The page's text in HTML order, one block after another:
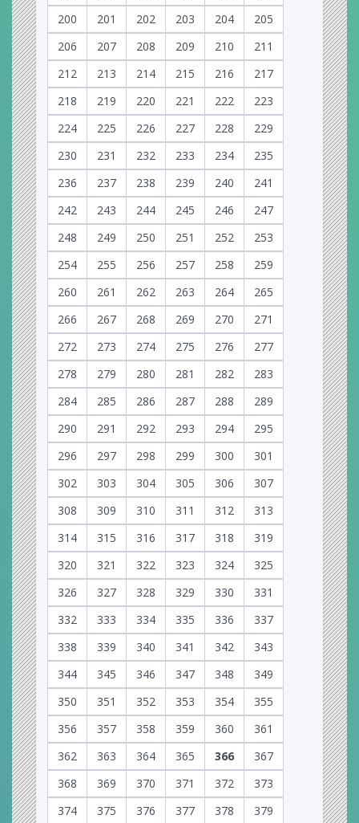
200
201 202 203 204
205
206
207 208 209 210
211
212
213 214 215 216
217
218
219 220 221 222
223
224
225 226 227 228
229
230
231 232 233 234
235
236
237 238 239 240
241
242
243 244 245 246
247
248
249 250 251 252
253
254
255 256 257 258
259
260
261 262 263 264
265
266
267 268 269 270
271
272
273 274 275 276
277
278
279 280 281 282
283
284
285 286 287 288
289
290
291 292 293 294
295
296
297 298 299 300
301
302
303 304 305 306
307
308
309 310 311 312
313
314
315 316 317 318
319
320
321 322 323 324
325
326
327 328 329 330
331
332
333 334 335 336
337
338
339 340 341 342
343
344
345 346 347 348
349
350
351 352 353 354
355
356
357 358 359 360
361
362
363 364 365 366
367
368
369 370 371 372
373
374
375 376 377 378 379